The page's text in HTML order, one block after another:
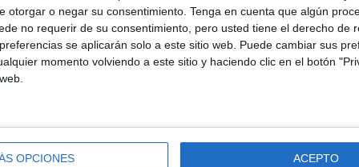
otorgar o negar su consentimiento. Tenga en cuenta que algún
no requerir de su consentimiento, pero usted tiene el derecho de
se aplicarán solo a este sitio web. Puede cambiar sus
momento volviendo a este sitio y haciendo clic en el botón
OPCIONES ACEPTO
de este mismo río, que es considerado
grupo realizó la comida para reponer fuerzas después